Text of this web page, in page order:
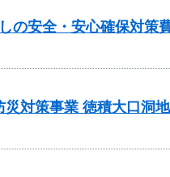
の安全・安心確保対策
災対策事業 徳積大口洞